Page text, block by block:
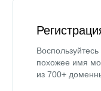
похожее имя
из 700+